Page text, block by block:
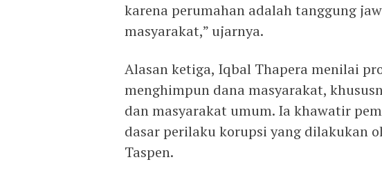
karena perumahan adalah tanggung
masyarakat,” ujarnya.
Alasan ketiga, Iqbal Thapera menilai
menghimpun dana masyarakat,
dan masyarakat umum. Ia khawatir
dasar perilaku korupsi yang dilakukan
Taspen.